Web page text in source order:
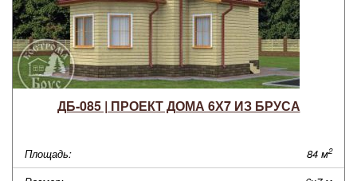
ДБ-085 | ПРОЕКТ ДОМА 6Х7 ИЗ БРУСА
Площадь: 84 м2